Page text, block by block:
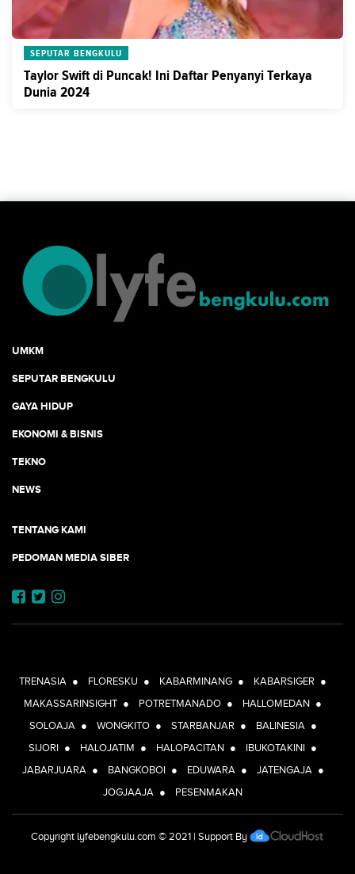
SEPUTAR BENGKULU
Taylor Swift di Puncak! Ini Daftar Penyanyi Terkaya
Dunia 2024
UMKM
SEPUTAR BENGKULU
GAYA HIDUP
EKONOMI & BISNIS
TEKNO
NEWS
TENTANG KAMI
PEDOMAN MEDIA SIBER
TRENASIA ● FLORESKU ● KABARMINANG ● KABARSIGER ●
MAKASSARINSIGHT ● POTRETMANADO ● HALLOMEDAN ●
SOLOAJA ● WONGKITO ● STARBANJAR ● BALINESIA ●
SIJORI ● HALOJATIM ● HALOPACITAN ● IBUKOTAKINI ●
JABARJUARA ● BANGKOBOI ● EDUWARA ● JATENGAJA ●
JOGJAAJA ● PESENMAKAN
Copyright lyfebengkulu.com © 2021 | Support By